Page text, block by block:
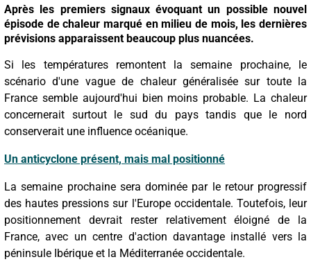
Après les premiers signaux évoquant un possible nouvel
épisode de chaleur marqué en milieu de mois, les dernières
prévisions apparaissent beaucoup plus nuancées.
Si les températures remontent la semaine prochaine, le
scénario d'une vague de chaleur généralisée sur toute la
France semble aujourd'hui bien moins probable. La chaleur
concernerait surtout le sud du pays tandis que le nord
conserverait une influence océanique.
Un anticyclone présent, mais mal positionné
La semaine prochaine sera dominée par le retour progressif
des hautes pressions sur l'Europe occidentale. Toutefois, leur
positionnement devrait rester relativement éloigné de la
France, avec un centre d'action davantage installé vers la
péninsule Ibérique et la Méditerranée occidentale.